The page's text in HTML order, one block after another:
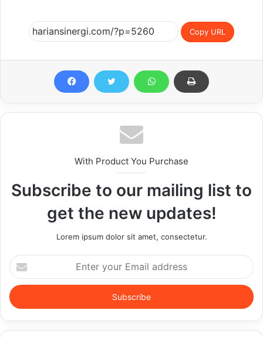
Copy URL
With Product You Purchase
Subscribe to our mailing list to
get the new updates!
Lorem ipsum dolor sit amet, consectetur.
Enter
your
Email
address